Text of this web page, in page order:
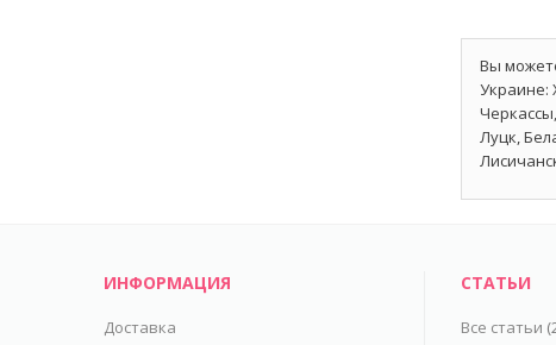
Вы
Украине:
Луцк,
ИНФОРМАЦИЯ
Доставка
СТАТЬИ
Все статьи